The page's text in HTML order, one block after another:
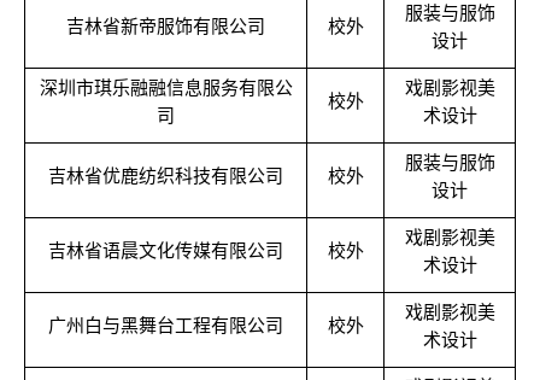
吉林省新帝服饰有限公司 校外
服装与服饰
设计
深圳市琪乐融融信息服务有限公
司
校外
戏剧影视美
术设计
吉林省优鹿纺织科技有限公司 校外
服装与服饰
设计
吉林省语晨文化传媒有限公司 校外
戏剧影视美
术设计
广州白与黑舞台工程有限公司 校外
戏剧影视美
术设计